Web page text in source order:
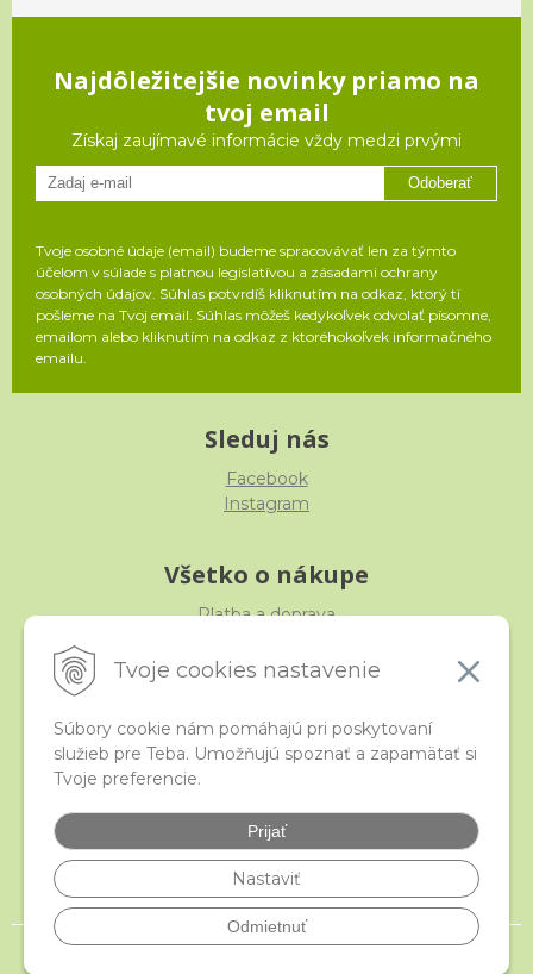
Tvoje cookies nastavenie
Súbory cookie nám pomáhajú pri poskytovaní
služieb pre Teba. Umožňujú spoznať a zapamätať si
Tvoje preferencie.
Prijať
Nastaviť
Odmietnuť
Najdôležitejšie novinky priamo na
tvoj email
Získaj zaujímavé informácie vždy medzi prvými
Odoberať
Tvoje osobné údaje (email) budeme spracovávať len za týmto
účelom v súlade s platnou legislatívou a zásadami ochrany
osobných údajov. Súhlas potvrdíš kliknutím na odkaz, ktorý ti
pošleme na Tvoj email. Súhlas môžeš kedykoľvek odvolať písomne,
emailom alebo kliknutím na odkaz z ktoréhokoľvek informačného
emailu.
Sleduj nás
Facebook
Instagram
Všetko o nákupe
Platba a doprava
Obchodné podmienky
iStraka
Veľkoobchod
Najčastejšie otázky
Certifikáty
© 2026 istraka.sk - najligotavejšie korálky a polodrahokamy široko ďaleko •